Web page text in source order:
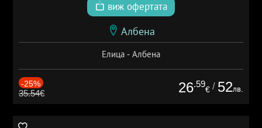
виж офертата
Албена
Елица - Албена
-25%
35.54€ 26.59
€ / 52лв.